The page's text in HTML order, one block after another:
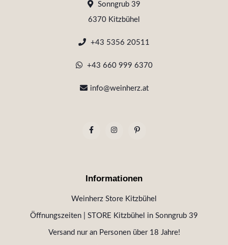
Sonngrub 39
6370 Kitzbühel
+43 5356 20511
+43 660 999 6370
info@weinherz.at
Informationen
Weinherz Store Kitzbühel
Öffnungszeiten | STORE Kitzbühel in Sonngrub 39
Versand nur an Personen über 18 Jahre!